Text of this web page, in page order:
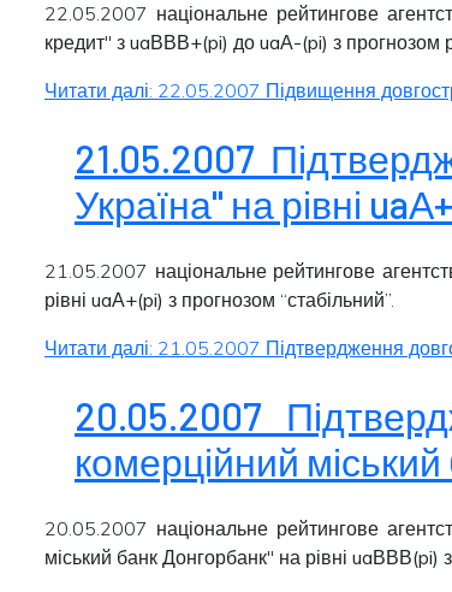
22.05.2007 національне рейтингове
кредит" з uaВВВ+(pi) до uaА-(pi) з прогнозом
Читати далі: 22.05.2007 Підвищення
21.05.2007
Україна" на рівні
21.05.2007 національне рейтингове
рівні uaА+(pi) з прогнозом “стабільний”.
Читати далі: 21.05.2007 Підтвердження
20.05.2007
комерційний
20.05.2007 національне рейтингове
міський банк Донгорбанк" на рівні uaВВВ(pi)